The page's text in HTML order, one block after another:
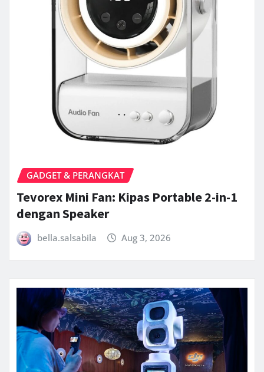
GADGET & PERANGKAT
Tevorex Mini Fan: Kipas Portable 2-in-1
dengan Speaker
bella.salsabila Aug 3, 2026